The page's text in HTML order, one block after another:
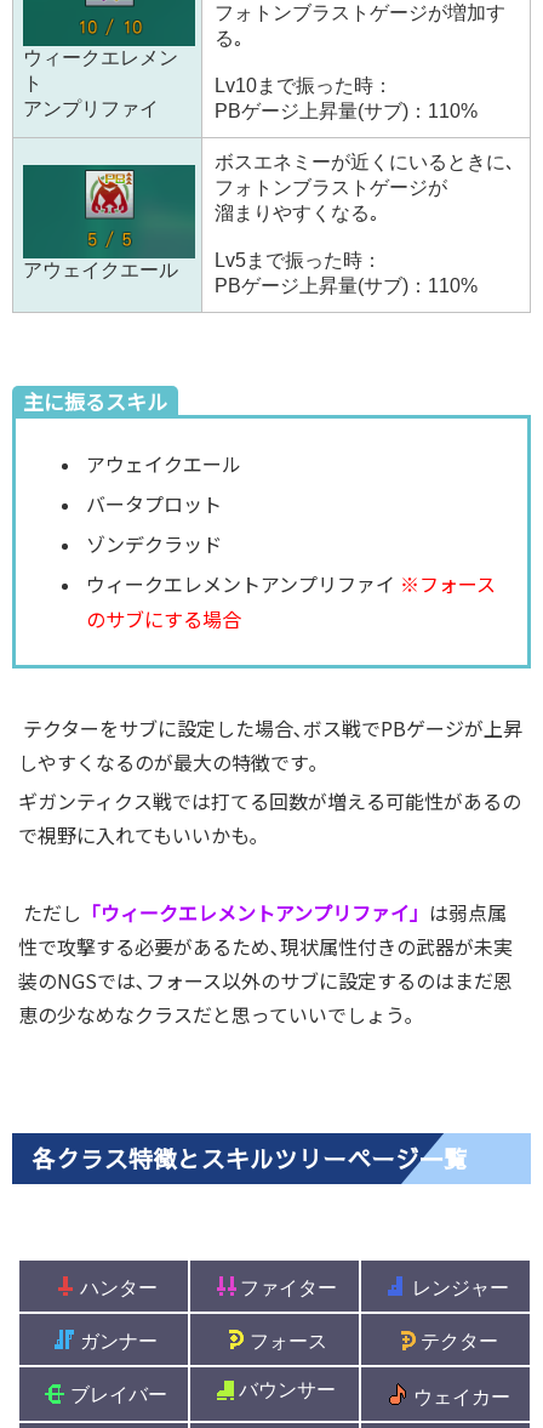
ウィークエレメン
ト
アンプリファイ
フォトンブラストゲージが増加す
る｡
Lv10まで振った時：
PBゲージ上昇量(サブ)：110%
アウェイクエール
ボスエネミーが近くにいるときに､
フォトンブラストゲージが
溜まりやすくなる｡
Lv5まで振った時：
PBゲージ上昇量(サブ)：110%
主に振るスキル
アウェイクエール
バータプロット
ゾンデクラッド
ウィークエレメントアンプリファイ ※フォース
のサブにする場合
テクターをサブに設定した場合､ボス戦でPBゲージが上昇
しやすくなるのが最大の特徴です｡
ギガンティクス戦では打てる回数が増える可能性があるの
で視野に入れてもいいかも｡
ただし 「ウィークエレメントアンプリファイ」 は弱点属
性で攻撃する必要があるため､現状属性付きの武器が未実
装のNGSでは､フォース以外のサブに設定するのはまだ恩
恵の少なめなクラスだと思っていいでしょう｡
各クラス特徴とスキルツリーページ一覧
ハンター ファイター レンジャー
ガンナー フォース テクター
ブレイバー バウンサー ウェイカー